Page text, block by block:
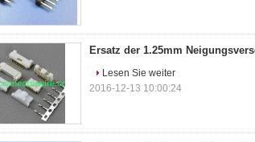
Ersatz der 1.25mm
Lesen Sie weiter
2016-12-13 10:00:24